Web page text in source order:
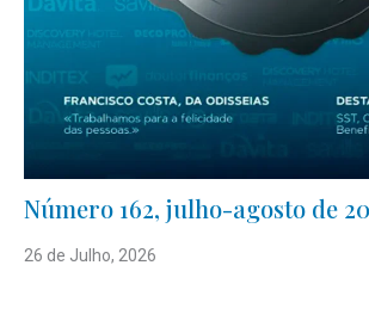
Número 162, julho-agosto de
26 de Julho, 2026